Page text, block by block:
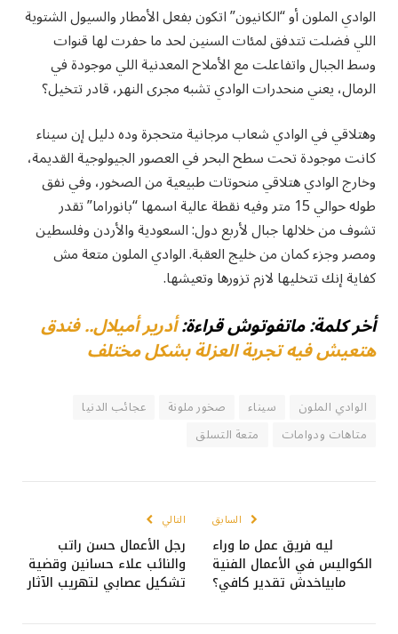
الوادي الملون أو “الكانيون” اتكون بفعل الأمطار والسيول الشتوية
اللي فضلت تتدفق لمئات السنين لحد ما حفرت لها قنوات
وسط الجبال واتفاعلت مع الأملاح المعدنية اللي موجودة في
الرمال، يعني منحدرات الوادي تشبه مجرى النهر، قادر تتخيل؟
وهتلاقي في الوادي شعاب مرجانية متحجرة وده دليل إن سيناء
كانت موجودة تحت سطح البحر في العصور الجيولوجية القديمة،
وخارج الوادي هتلاقي منحوتات طبيعية من الصخور، وفي نفق
طوله حوالي 15 متر وفيه نقطة عالية اسمها “بانوراما” تقدر
تشوف من خلالها جبال لأربع دول: السعودية والأردن وفلسطين
ومصر وجزء كمان من خليج العقبة. الوادي الملون متعة مش
كفاية إنك تتخليها لازم تزورها وتعيشها.
أخر كلمة: ماتفوتوش قراءة:أدرير أميلال.. فندق
هتعيش فيه تجربة العزلة بشكل مختلف
الوادي الملون سيناء صخور ملونة
عجائب الدنيا
متاهات ودوامات
متعة التسلق
السابق
ليه فريق عمل ما وراء
الكواليس في الأعمال الفنية
مابياخدش تقدير كافي؟
التالي
رجل الأعمال حسن راتب
والنائب علاء حسانين وقضية
تشكيل عصابي لتهريب الآثار